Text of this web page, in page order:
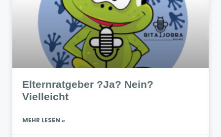
Elternratgeber ?Ja? Nein?
Vielleicht
MEHR LESEN »